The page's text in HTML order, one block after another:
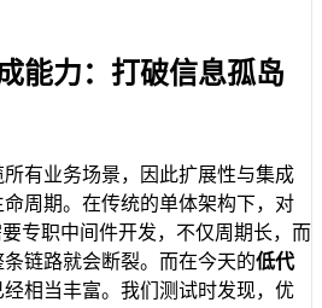
能力：打破信息孤岛
有业务场景，因此扩展性与集成
周期。在传统的单体架构下，对
专职中间件开发，不仅周期长，而
链路就会断裂。而在今天的低代
相当丰富。我们测试时发现，优